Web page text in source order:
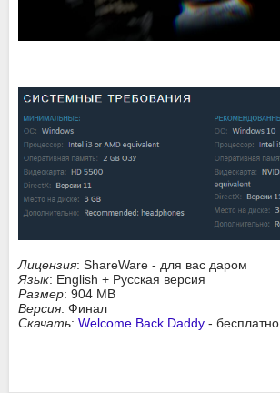
Лицензия: ShareWare - для вас даром
Язык: English + Русская версия
Размер: 904 MB
Версия: Финал
Скачать: Welcome Back Daddy - бесплатно